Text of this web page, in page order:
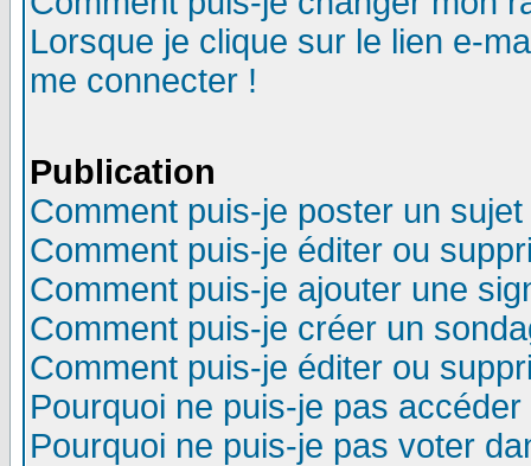
Lorsque je clique sur le lien e-
me connecter !
Publication
Comment puis-je poster un
Comment puis-je éditer ou
Comment puis-je ajouter une
Comment puis-je créer un
Comment puis-je éditer ou
Pourquoi ne puis-je pas
Pourquoi ne puis-je pas voter